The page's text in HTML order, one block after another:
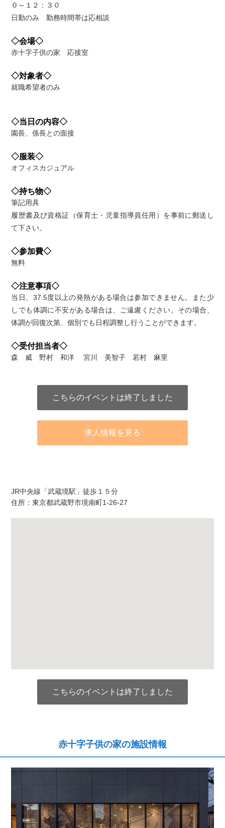
０～１２：３０
日勤のみ 勤務時間帯は応相談
◇会場◇
赤十字子供の家 応接室
◇対象者◇
就職希望者のみ
◇当日の内容◇
園長、係長との面接
◇服装◇
オフィスカジュアル
◇持ち物◇
筆記用具
履歴書及び資格証（保育士・児童指導員任用）を事前に郵送し
て下さい。
◇参加費◇
無料
◇注意事項◇
当日、37.5度以上の発熱がある場合は参加できません。また少
しでも体調に不安がある場合は、ご遠慮ください。その場合、
体調が回復次第、個別でも日程調整し行うことができます。
◇受付担当者◇
森 威 野村 和洋 宮川 美智子 若村 麻里
こちらのイベントは終了しました
求人情報を見る
JR中央線「武蔵境駅」徒歩１５分
住所：東京都武蔵野市境南町1-26-27
こちらのイベントは終了しました
赤十字子供の家の施設情報